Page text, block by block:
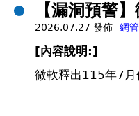
【漏洞預警
2026.07.27 發佈 網
[內容說明:]
微軟釋出115年7月